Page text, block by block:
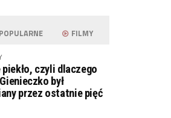
POPULARNE FILMY
czyli dlaczego
był
przez ostatnie pięć